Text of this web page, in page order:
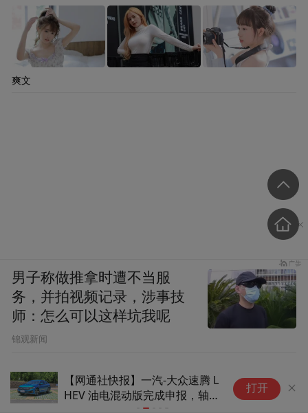
【网通社快报】一汽-大众速腾 L
HEV 油电混动版完成申报，轴
打开
爽文
男子称做推拿时遭不当服
务，并拍视频记录，涉事技
师：怎么可以这样坑我呢
锦观新闻